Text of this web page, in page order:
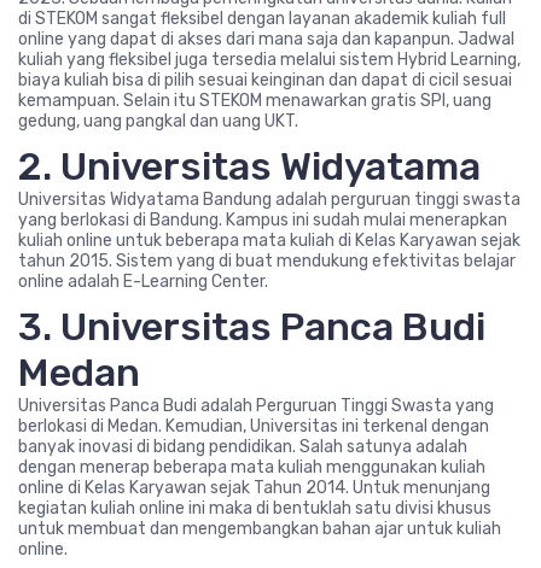
di STEKOM sangat fleksibel dengan layanan akademik kuliah full
online yang dapat di akses dari mana saja dan kapanpun. Jadwal
kuliah yang fleksibel juga tersedia melalui sistem Hybrid Learning,
biaya kuliah bisa di pilih sesuai keinginan dan dapat di cicil sesuai
kemampuan. Selain itu STEKOM menawarkan gratis SPI, uang
gedung, uang pangkal dan uang UKT.
2. Universitas Widyatama
Universitas Widyatama Bandung adalah perguruan tinggi swasta
yang berlokasi di Bandung. Kampus ini sudah mulai menerapkan
kuliah online untuk beberapa mata kuliah di Kelas Karyawan sejak
tahun 2015. Sistem yang di buat mendukung efektivitas belajar
online adalah E-Learning Center.
3. Universitas Panca Budi
Medan
Universitas Panca Budi adalah Perguruan Tinggi Swasta yang
berlokasi di Medan. Kemudian, Universitas ini terkenal dengan
banyak inovasi di bidang pendidikan. Salah satunya adalah
dengan menerap beberapa mata kuliah menggunakan kuliah
online di Kelas Karyawan sejak Tahun 2014. Untuk menunjang
kegiatan kuliah online ini maka di bentuklah satu divisi khusus
untuk membuat dan mengembangkan bahan ajar untuk kuliah
online.